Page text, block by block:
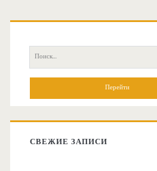
О
П
о
:
СВЕЖИЕ ЗАПИСИ